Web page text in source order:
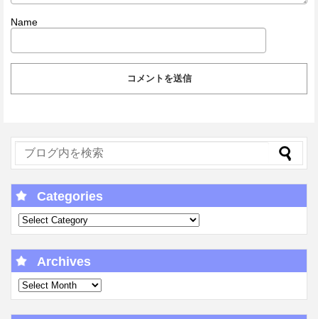
Name
Categories
Archives